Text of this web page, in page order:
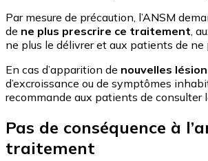
Par mesure de précaution, l’ANSM
de ne plus prescrire ce traitement ,
ne plus le délivrer et aux patients de ne
En cas d’apparition de nouvelles
d’excroissance ou de symptômes
recommande aux patients de consulter
Pas de conséquence à
traitement